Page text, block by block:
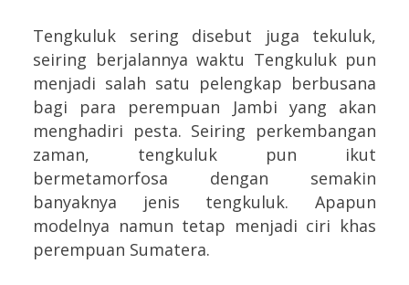
Tengkuluk sering disebut juga tekuluk,
seiring berjalannya waktu Tengkuluk pun
menjadi salah satu pelengkap berbusana
bagi para perempuan Jambi yang akan
menghadiri pesta. Seiring perkembangan
zaman, tengkuluk pun ikut
bermetamorfosa dengan semakin
banyaknya jenis tengkuluk. Apapun
modelnya namun tetap menjadi ciri khas
perempuan Sumatera.